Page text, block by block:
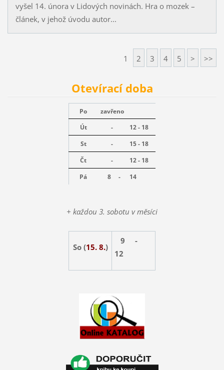
vyšel 14. února v Lidových novinách. Hra o mozek –
článek, v jehož úvodu autor...
1 2 3 4 5 > >>
Otevírací doba
Po
zavřeno
Út
-
12 - 18
St
-
15 - 18
Čt
-
12 - 18
Pá
8 - 14
+ každou 3. sobotu v měsíci
So (15. 8.)
9 -
12